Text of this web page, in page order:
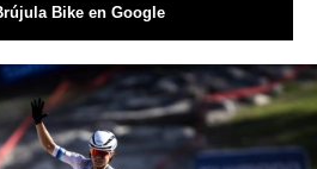
Bike en Google